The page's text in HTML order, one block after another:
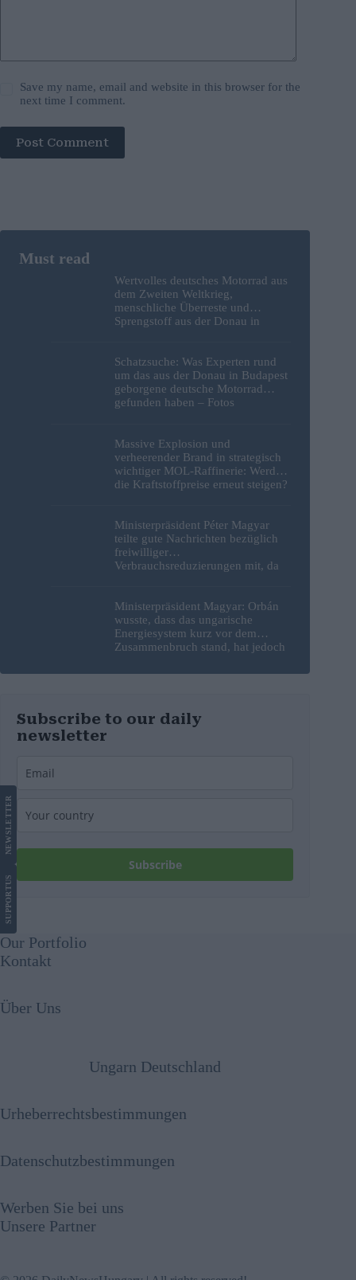
Save my name, email and website in this browser for the
next time I comment.
Post Comment
Wertvolles deutsches Motorrad aus
dem Zweiten Weltkrieg,
menschliche Überreste und
Sprengstoff aus der Donau in
Schatzsuche: Was Experten rund
um das aus der Donau in Budapest
geborgene deutsche Motorrad
gefunden haben – Fotos
Massive Explosion und
verheerender Brand in strategisch
wichtiger MOL-Raffinerie: Werden
die Kraftstoffpreise erneut steigen?
Ministerpräsident Péter Magyar
teilte gute Nachrichten bezüglich
freiwilliger
Verbrauchsreduzierungen mit, da
Ministerpräsident Magyar: Orbán
wusste, dass das ungarische
Energiesystem kurz vor dem
Zusammenbruch stand, hat jedoch
Subscribe to our daily
newsletter
Subscribe
SUPPORT
US
NEWS
LETTER
Our Portfolio
Kontakt
Über Uns
Ungarn Deutschland
Urheberrechtsbestimmungen
Datenschutzbestimmungen
Werben Sie bei uns
Unsere Partner